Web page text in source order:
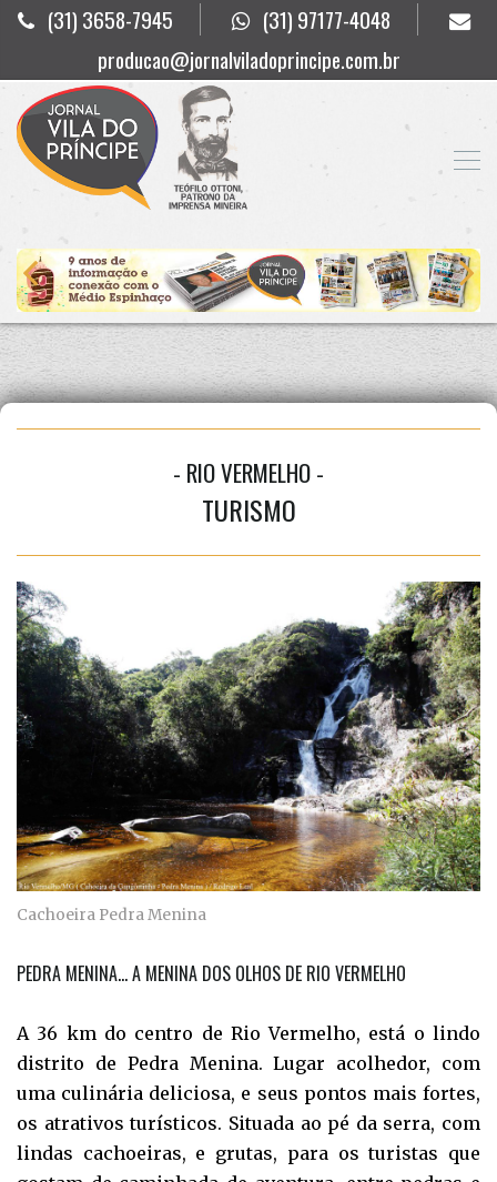
(31) 3658-7945
(31) 97177-4048
producao@jornalviladoprincipe.com.br
- RIO VERMELHO -
TURISMO
Cachoeira Pedra Menina
PEDRA MENINA... A MENINA DOS OLHOS DE RIO VERMELHO
A 36 km do centro de Rio Vermelho, está o lindo
distrito de Pedra Menina. Lugar acolhedor, com
uma culinária deliciosa, e seus pontos mais fortes,
os atrativos turísticos. Situada ao pé da serra, com
lindas cachoeiras, e grutas, para os turistas que